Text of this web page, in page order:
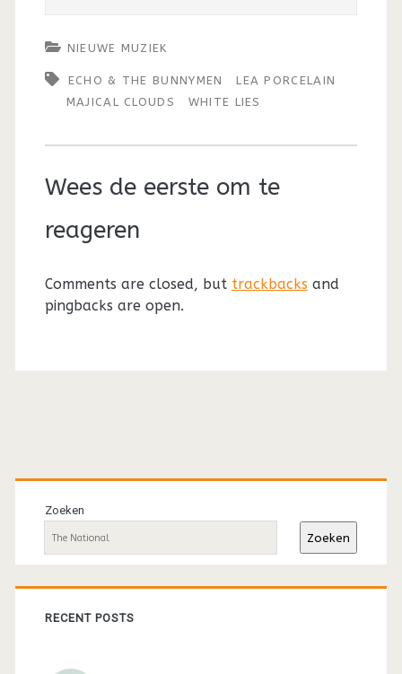
NIEUWE MUZIEK
ECHO & THE BUNNYMEN
LEA PORCELAIN
MAJICAL CLOUDS
WHITE LIES
Wees de eerste om te
reageren
Comments are closed, but trackbacks and
pingbacks are open.
Primaire
sidebar
Zoeken
Zoeken
RECENT POSTS